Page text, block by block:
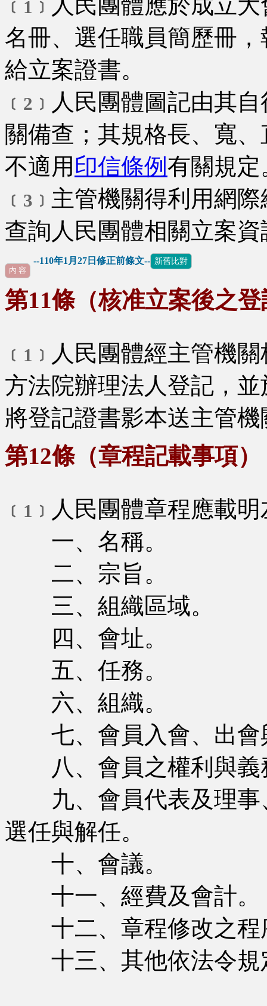
﹝1﹞
名冊、選任職員簡歷冊
給立案證書。
﹝2﹞ 人民團體圖記由其
關備查；其規格長、寬
不適用 印信條例 有關規定
﹝3﹞ 主管機關得利用網
查詢人民團體相關立案資
--110年1月27日修正前條文-- 新舊比對
內 容
第11條（核准立案後之
﹝1﹞ 人民團體經主管機
方法院辦理法人登記，
將登記證書影本送主管
第12條（章程記載事項）
﹝1﹞ 人民團體章程應載
一、名稱。
二、宗旨。
三、組織區域。
四、會址。
五、任務。
六、組織。
七、會員入會、出會
八、會員之權利與義
九、會員代表及理事
選任與解任。
十、會議。
十一、經費及會計。
十二、章程修改之程
十三、其他依法令規